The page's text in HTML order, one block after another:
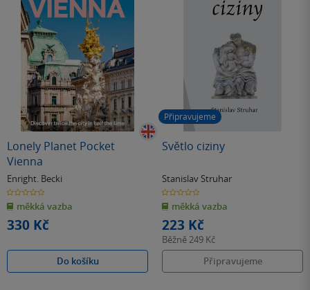
Lonely Planet Pocket
Vienna
Enright. Becki
0.0
z
5
hvězdiček
měkká vazba
330 Kč
Do košíku
Připravujeme
Světlo ciziny
Stanislav Struhar
0.0
z
5
hvězdiček
měkká vazba
223 Kč
Běžně249 Kč
Připravujeme